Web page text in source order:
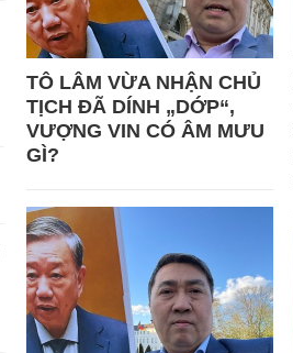
TÔ LÂM VỪA NHẬN CHỦ
TỊCH ĐÃ DÍNH „DỚP“,
VƯỢNG VIN CÓ ÂM MƯU
GÌ?